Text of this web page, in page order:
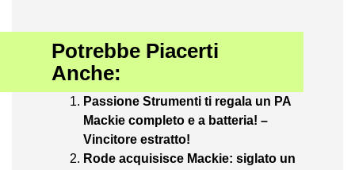
Potrebbe Piacerti
Anche:
Passione Strumenti ti regala un PA
Mackie completo e a batteria! –
Vincitore estratto!
Rode acquisisce Mackie: siglato un